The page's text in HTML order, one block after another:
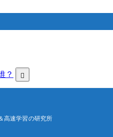
？
高速学習の研究所